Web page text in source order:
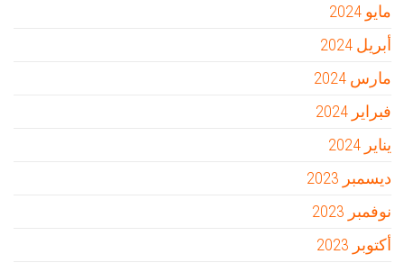
مايو 2024
أبريل 2024
مارس 2024
فبراير 2024
يناير 2024
ديسمبر 2023
نوفمبر 2023
أكتوبر 2023